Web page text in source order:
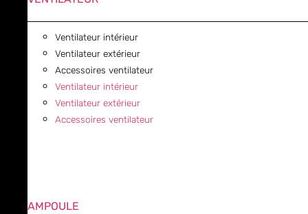
Ventilateur intérieur
Ventilateur extérieur
Accessoires ventilateur
Ventilateur intérieur
Ventilateur extérieur
Accessoires ventilateur
AMPOULE